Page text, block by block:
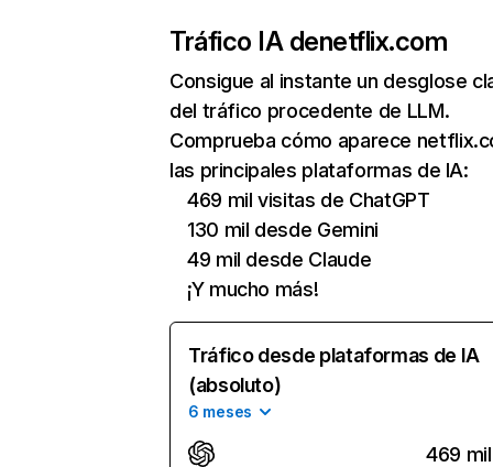
Tráfico IA denetflix.com
Consigue al instante un desglose
del tráfico procedente de LLM.
Comprueba cómo aparece
las principales plataformas de IA:
469 mil visitas de ChatGPT
130 mil desde Gemini
49 mil desde Claude
¡Y mucho más!
Tráfico desde plataformas de IA
(absoluto)
6 meses
469 mil